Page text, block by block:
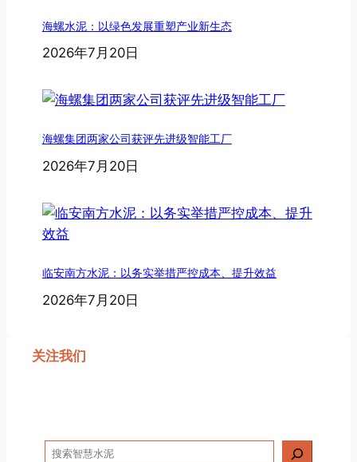
海螺水泥：以绿色发展重塑产业新生态
2026年7月20日
海螺集团两家公司获评先进级智能工厂
2026年7月20日
临安南方水泥：以务实举措严控成本、提升效益
2026年7月20日
关注我们
搜